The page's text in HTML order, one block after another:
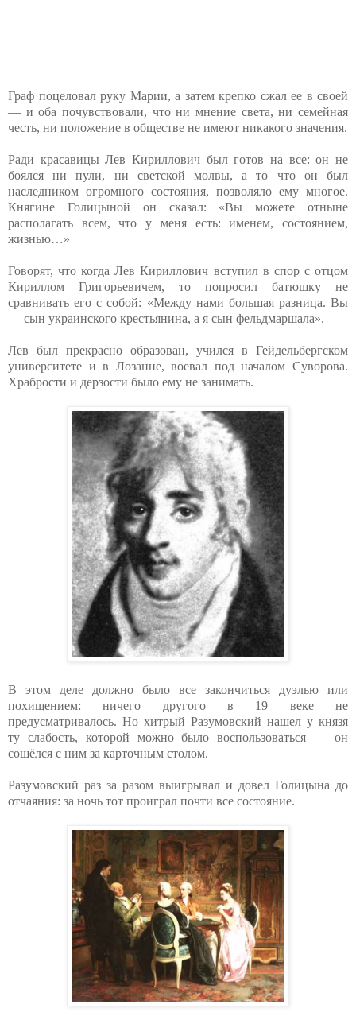
Граф поцеловал руку Марии, а затем крепко сжал ее в своей
— и оба почувствовали, что ни мнение света, ни семейная
честь, ни положение в обществе не имеют никакого значения.
Ради красавицы Лев Кириллович был готов на все: он не
боялся ни пули, ни светской молвы, а то что он был
наследником огромного состояния, позволяло ему многое.
Княгине Голицыной он сказал: «Вы можете отныне
располагать всем, что у меня есть: именем, состоянием,
жизнью…»
Говорят, что когда Лев Кириллович вступил в спор с отцом
Кириллом Григорьевичем, то попросил батюшку не
сравнивать его с собой: «Между нами большая разница. Вы
— сын украинского крестьянина, а я сын фельдмаршала».
Лев был прекрасно образован, учился в Гейдельбергском
университете и в Лозанне, воевал под началом Суворова.
Храбрости и дерзости было ему не занимать.
В этом деле должно было все закончиться дуэлью или
похищением: ничего другого в 19 веке не
предусматривалось. Но хитрый Разумовский нашел у князя
ту слабость, которой можно было воспользоваться — он
сошёлся с ним за карточным столом.
Разумовский раз за разом выигрывал и довел Голицына до
отчаяния: за ночь тот проиграл почти все состояние.